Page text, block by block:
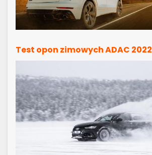
Test opon zimowych ADAC 2022